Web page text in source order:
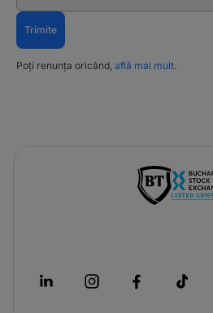
Trimite
Poți renunța oricând, află mai mult.